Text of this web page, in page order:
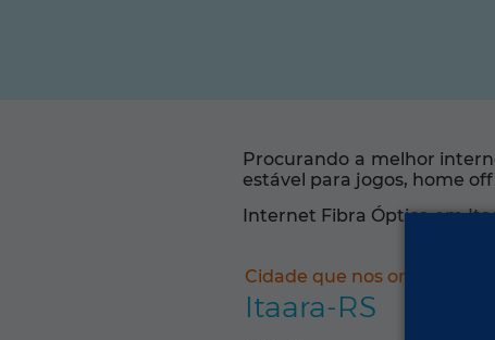
Procurando a melhor
estável para jogos, home
Internet Fibra Óptica em
Cidade que nos orgulha:
Itaara-RS